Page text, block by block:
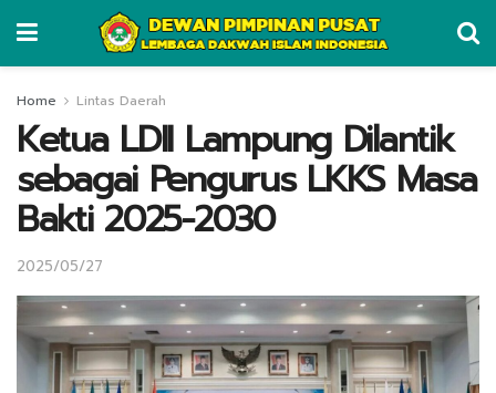
Home Lintas Daerah
Ketua LDII Lampung Dilantik
sebagai Pengurus LKKS Masa
Bakti 2025-2030
2025/05/27